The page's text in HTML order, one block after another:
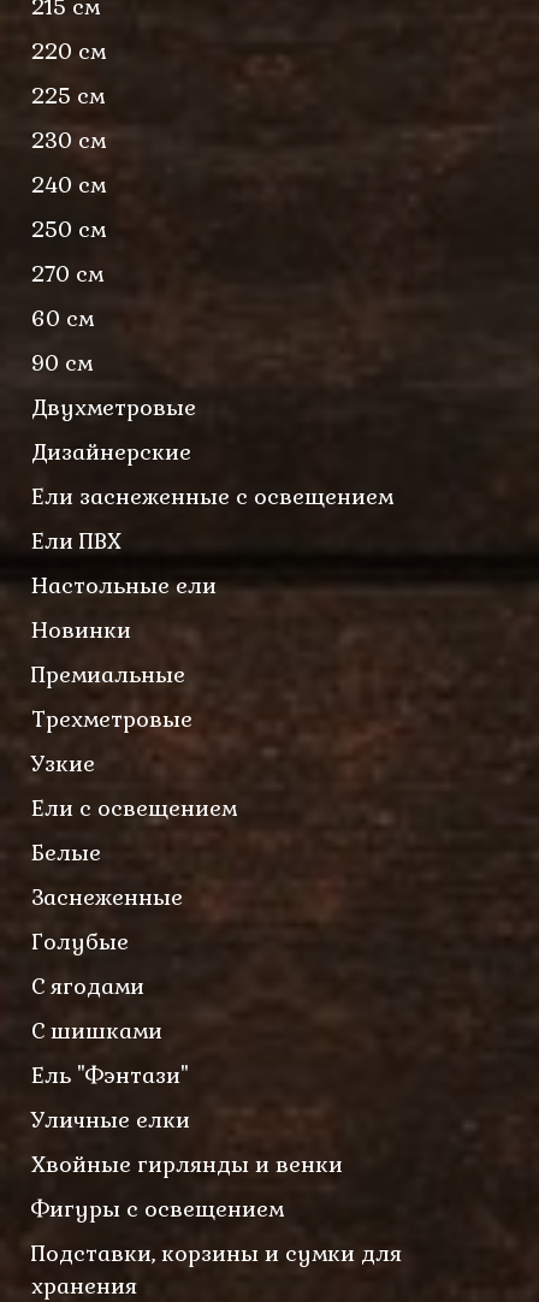
215 см
220 см
225 см
230 см
240 см
250 см
270 см
60 см
90 см
Двухметровые
Дизайнерские
Ели заснеженные с освещением
Ели ПВХ
Настольные ели
Новинки
Премиальные
Трехметровые
Узкие
Ели с освещением
Белые
Заснеженные
Голубые
С ягодами
С шишками
Ель "Фэнтази"
Уличные елки
Хвойные гирлянды и венки
Фигуры с освещением
Подставки, корзины и сумки для
хранения